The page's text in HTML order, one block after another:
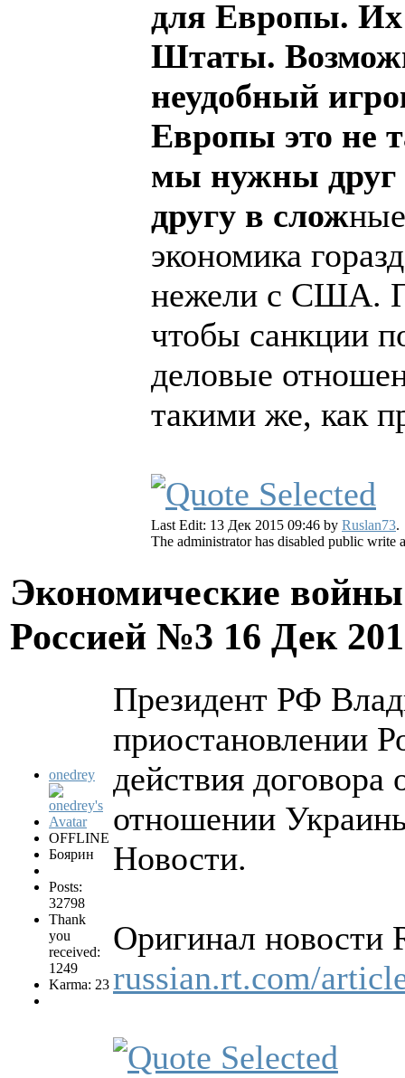
для Европы. Их
Штаты.
неудобный
Европы это не
мы нужны друг
другу в слож
экономика
нежели с США.
чтобы санкции
деловые
такими же, как
Last Edit: 13 Дек 2015 09:46 by Ruslan73.
The administrator has disabled public write
Экономические
Россией №3 16 Дек
onedrey
OFFLINE
Боярин
Posts:
32798
Thank
you
received:
1249
Karma: 23
Президент РФ
приостановлении
действия договора
отношении
Новости.
Оригинал новости
russian.rt.com/